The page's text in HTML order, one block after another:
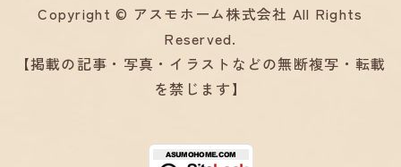
Copyright © アスモホーム株式会社 All Rights
Reserved.
【掲載の記事・写真・イラストなどの無断複写・転載
を禁じます】